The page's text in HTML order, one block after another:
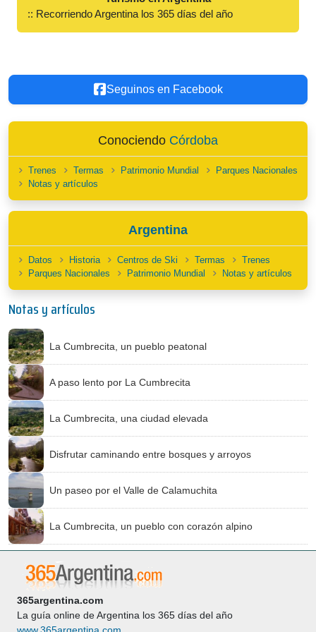
:: Recorriendo Argentina los 365 días del año
Seguinos en Facebook
Conociendo Córdoba
Trenes Termas Patrimonio Mundial
Parques Nacionales
Notas y artículos
Argentina
Datos Historia Centros de Ski Termas
Trenes
Parques Nacionales
Patrimonio Mundial Notas y artículos
Notas y artículos
La Cumbrecita, un pueblo peatonal
A paso lento por La Cumbrecita
La Cumbrecita, una ciudad elevada
Disfrutar caminando entre bosques y arroyos
Un paseo por el Valle de Calamuchita
La Cumbrecita, un pueblo con corazón alpino
365argentina.com
La guía online de Argentina los 365 días del año